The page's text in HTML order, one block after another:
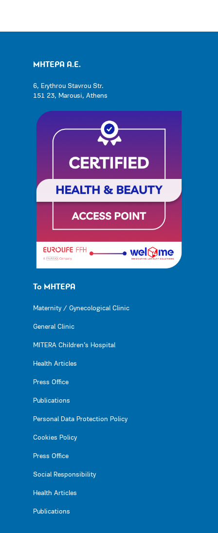
ΜΗΤΕΡΑ Α.Ε.
6, Erythrou Stavrou Str.
151 23, Marousi, Athens
Το ΜΗΤΕΡΑ
Maternity / Gynecological Clinic
General Clinic
MITERA Children’s Hospital
Health Articles
Press Office
Publications
Personal Data Protection Policy
Cookies Policy
Press Office
Social Responsibility
Health Articles
Publications